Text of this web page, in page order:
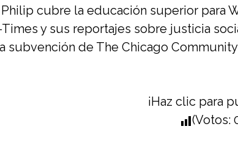
cubre la educación superior para
y sus reportajes sobre justicia
subvención de The Chicago
¡Haz clic para
(Votos: